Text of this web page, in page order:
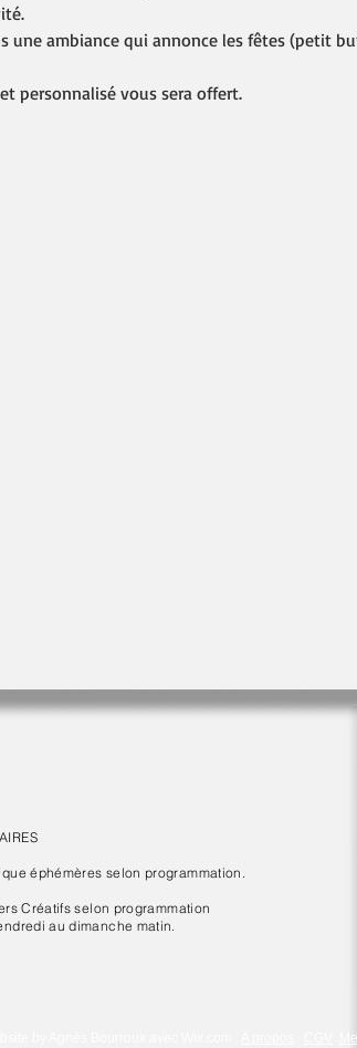
une ambiance qui annonce les fêtes (petit
personnalisé vous sera offert.
éphémères selon programmation.
Créatifs selon programmation
au dimanche matin.
by Agnès Bourroux avec